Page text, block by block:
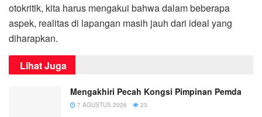
otokritik, kita harus mengakui bahwa dalam beberapa
aspek, realitas di lapangan masih jauh dari ideal yang
diharapkan.
Lihat Juga
Mengakhiri Pecah Kongsi Pimpinan Pemda
7 AGUSTUS 2026 23